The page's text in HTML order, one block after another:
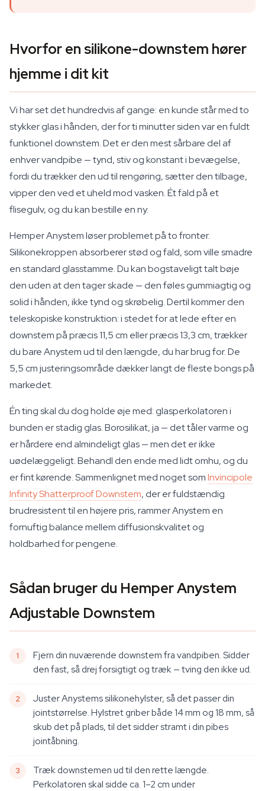
Hvorfor en silikone-downstem hører
hjemme i dit kit
Vi har set det hundredvis af gange: en kunde står med to
stykker glas i hånden, der for ti minutter siden var en fuldt
funktionel downstem. Det er den mest sårbare del af
enhver vandpibe — tynd, stiv og konstant i bevægelse,
fordi du trækker den ud til rengøring, sætter den tilbage,
vipper den ved et uheld mod vasken. Ét fald på et
flisegulv, og du kan bestille en ny.
Hemper Anystem løser problemet på to fronter.
Silikonekroppen absorberer stød og fald, som ville smadre
en standard glasstamme. Du kan bogstaveligt talt bøje
den uden at den tager skade — den føles gummiagtig og
solid i hånden, ikke tynd og skrøbelig. Dertil kommer den
teleskopiske konstruktion: i stedet for at lede efter en
downstem på præcis 11,5 cm eller præcis 13,3 cm, trækker
du bare Anystem ud til den længde, du har brug for. De
5,5 cm justeringsområde dækker langt de fleste bongs på
markedet.
Én ting skal du dog holde øje med: glasperkolatoren i
bunden er stadig glas. Borosilikat, ja — det tåler varme og
er hårdere end almindeligt glas — men det er ikke
uødelæggeligt. Behandl den ende med lidt omhu, og du
er fint kørende. Sammenlignet med noget somInvincipole
Infinity Shatterproof Downstem, der er fuldstændig
brudresistent til en højere pris, rammer Anystem en
fornuftig balance mellem diffusionskvalitet og
holdbarhed for pengene.
Sådan bruger du Hemper Anystem
Adjustable Downstem
Fjern din nuværende downstem fra vandpiben. Sidder
den fast, så drej forsigtigt og træk — tving den ikke ud.
Juster Anystems silikonehylster, så det passer din
jointstørrelse. Hylstret griber både 14 mm og 18 mm, så
skub det på plads, til det sidder stramt i din pibes
jointåbning.
Træk downstemen ud til den rette længde.
Perkolatoren skal sidde ca. 1–2 cm under